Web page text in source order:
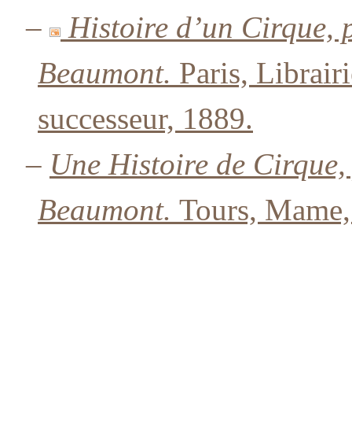
–
Histoire d’un Cirque,
Beaumont. Paris,
successeur, 1889.
– Une Histoire de
Beaumont. Tours,